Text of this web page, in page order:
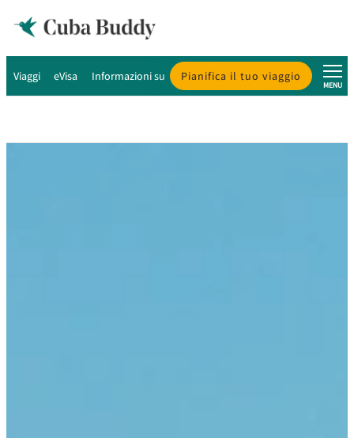
Viaggi eVisa Informazioni su Cuba Chi siamo
Pianifica il tuo viaggio
MENU